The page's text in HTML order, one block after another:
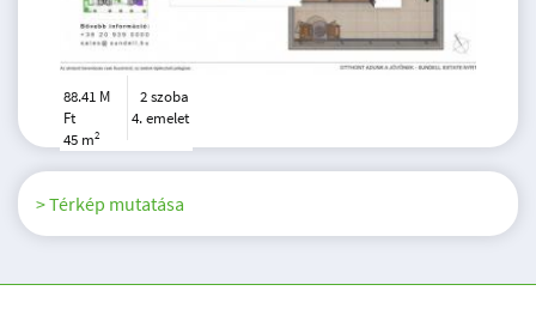
88.41 M
Ft
45 m2
2 szoba
4. emelet
> Térkép mutatása